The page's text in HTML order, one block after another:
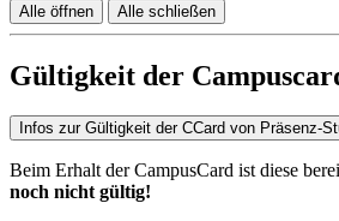
Alle öffnen Alle schließen
Gültigkeit der
Infos zur Gültigkeit der CCard von Präsenz-
Beim Erhalt der CampusCard ist diese
noch nicht gültig!